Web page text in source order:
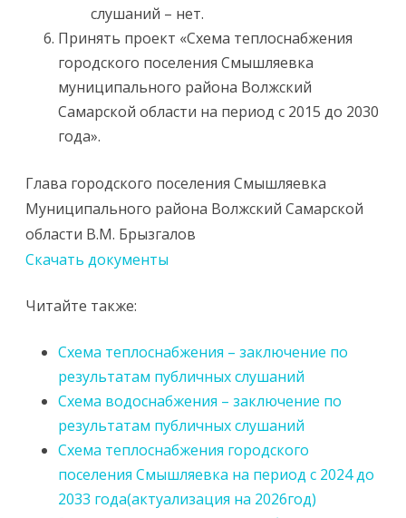
слушаний – нет.
Принять проект «Схема теплоснабжения
городского поселения Смышляевка
муниципального района Волжский
Самарской области на период с 2015 до 2030
года».
Глава городского поселения Смышляевка
Муниципального района Волжский Самарской
области В.М. Брызгалов
Скачать документы
Читайте также:
Схема теплоснабжения – заключение по
результатам публичных слушаний
Схема водоснабжения – заключение по
результатам публичных слушаний
Схема теплоснабжения городского
поселения Смышляевка на период с 2024 до
2033 года(актуализация на 2026год)